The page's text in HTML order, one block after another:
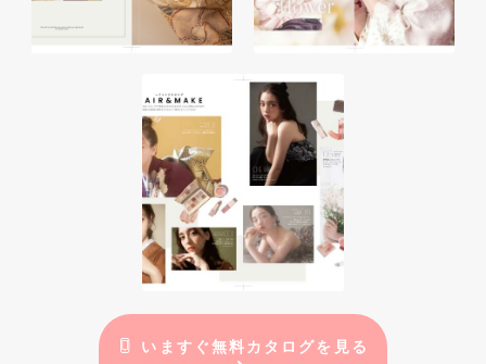
いますぐ無料カタログを見る